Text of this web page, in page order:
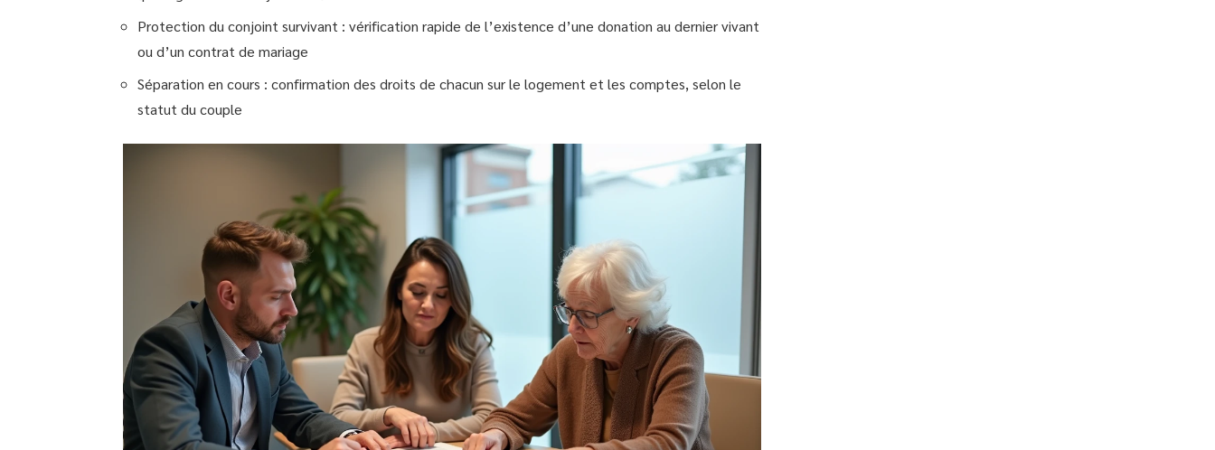
Protection du conjoint survivant : vérification rapide de l’existence d’une donation au dernier vivant
ou d’un contrat de mariage
Séparation en cours : confirmation des droits de chacun sur le logement et les comptes, selon le
statut du couple